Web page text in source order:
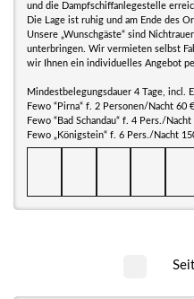
und die Dampfschiffanlegestelle
Die Lage ist ruhig und am Ende des
Unsere „Wunschgäste“ sind
unterbringen. Wir vermieten selbst
wir Ihnen ein individuelles Angebot
Mindestbelegungsdauer 4 Tage, incl.
Fewo “Pirna“ f. 2 Personen/Nacht 60 €
Fewo “Bad Schandau“ f. 4 Pers./Nacht
Fewo „Königstein“ f. 6 Pers./Nacht